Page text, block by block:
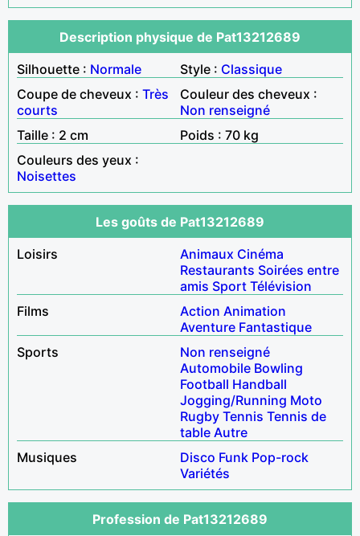
Description physique de Pat13212689
Silhouette : Normale Style : Classique
Coupe de cheveux : Très
courts
Couleur des cheveux :
Non renseigné
Taille : 2 cm
Poids : 70 kg
Couleurs des yeux :
Noisettes
Les goûts de Pat13212689
Loisirs
Animaux Cinéma
Restaurants Soirées entre
amis Sport Télévision
Films
Action Animation
Aventure Fantastique
Sports
Non renseigné
Automobile Bowling
Football Handball
Jogging/Running Moto
Rugby Tennis Tennis de
table Autre
Musiques
Disco Funk Pop-rock
Variétés
Profession de Pat13212689